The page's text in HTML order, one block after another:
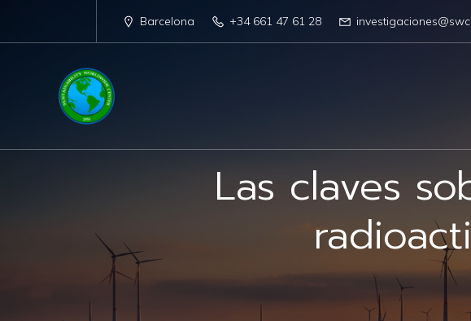
Barcelona +34 661 47 61 28
Las claves